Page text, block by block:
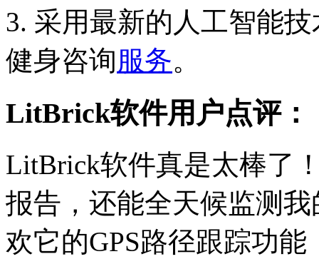
3. 采用最新的人工智能
健身咨询服务。
LitBrick软件用户点评：
LitBrick软件真是太棒了
报告，还能全天候监测
欢它的GPS路径跟踪功